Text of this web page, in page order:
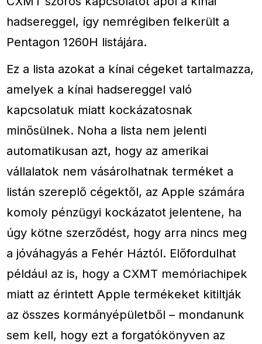
hadsereggel, így nemrégiben felkerült a
Pentagon 1260H listájára.
Ez a lista azokat a kínai cégeket tartalmazza,
amelyek a kínai hadsereggel való
kapcsolatuk miatt kockázatosnak
minősülnek. Noha a lista nem jelenti
automatikusan azt, hogy az amerikai
vállalatok nem vásárolhatnak terméket a
listán szereplő cégektől, az Apple számára
komoly pénzügyi kockázatot jelentene, ha
úgy kötne szerződést, hogy arra nincs meg
a jóváhagyás a Fehér Háztól. Előfordulhat
például az is, hogy a CXMT memóriachipek
miatt az érintett Apple termékeket kitiltják
az összes kormányépületből – mondanunk
sem kell, hogy ezt a forgatókönyven az